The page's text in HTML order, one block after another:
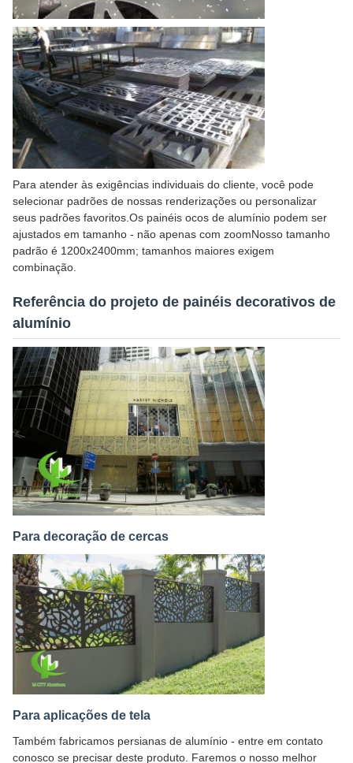
Para atender às exigências individuais do cliente, você pode
selecionar padrões de nossas renderizações ou personalizar
seus padrões favoritos.Os painéis ocos de alumínio podem ser
ajustados em tamanho - não apenas com zoomNosso tamanho
padrão é 1200x2400mm; tamanhos maiores exigem
combinação.
Referência do projeto de painéis decorativos de
alumínio
Para decoração de cercas
Para aplicações de tela
Também fabricamos persianas de alumínio - entre em contato
conosco se precisar deste produto. Faremos o nosso melhor